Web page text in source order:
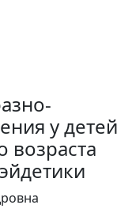
у детей
возраста